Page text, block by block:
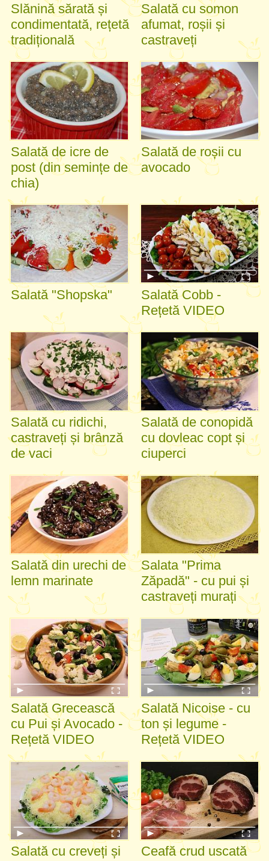
Slănină sărată și
condimentată, rețetă
tradițională
Salată cu somon
afumat, roșii și
castraveți
Salată de icre de
post (din semințe de
chia)
Salată de roșii cu
avocado
Salată "Shopska"
Salată Cobb -
Rețetă VIDEO
Salată cu ridichi,
castraveți și brânză
de vaci
Salată de conopidă
cu dovleac copt și
ciuperci
Salată din urechi de
lemn marinate
Salata "Prima
Zăpadă" - cu pui și
castraveți murați
Salată Grecească
cu Pui și Avocado -
Rețetă VIDEO
Salată Nicoise - cu
ton și legume -
Rețetă VIDEO
Salată cu creveți și
Ceafă crud uscată